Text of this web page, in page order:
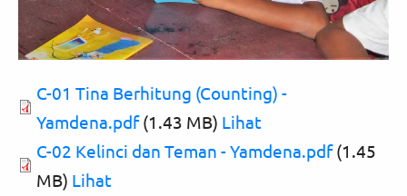
C-01 Tina Berhitung (Counting) -
Yamdena.pdf(1.43 MB) Lihat
C-02 Kelinci dan Teman - Yamdena.pdf(1.45
MB) Lihat